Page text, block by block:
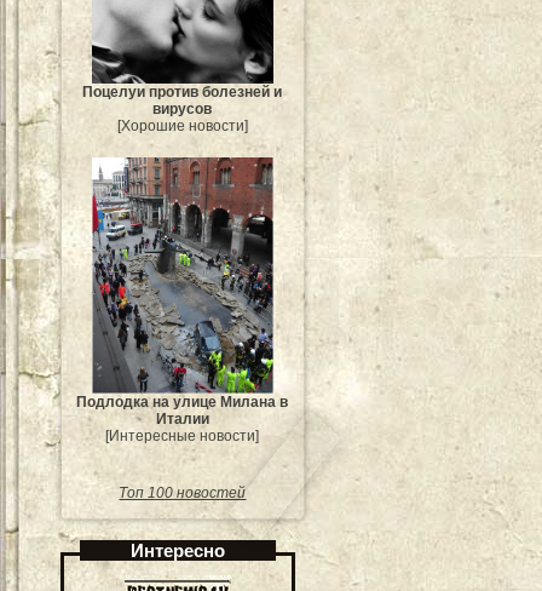
Поцелуи против болезней и
вирусов
[Хорошие новости]
Подлодка на улице Милана в
Италии
[Интересные новости]
Топ 100 новостей
Интересно